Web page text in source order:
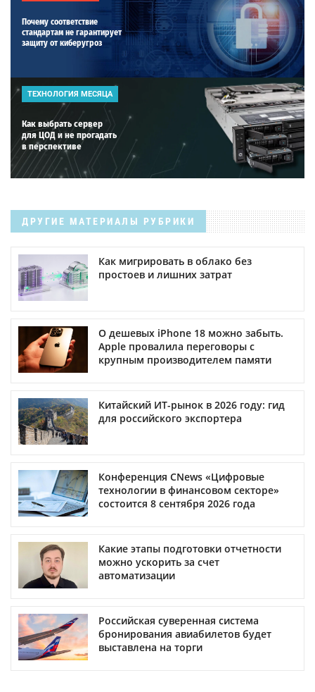
Почему соответствие
стандартам не гарантирует
защиту от киберугроз
ТЕХНОЛОГИЯ МЕСЯЦА
Как выбрать сервер
для ЦОД и не прогадать
в перспективе
ДРУГИЕ МАТЕРИАЛЫ РУБРИКИ
Как мигрировать в облако без
простоев и лишних затрат
О дешевых iPhone 18 можно забыть.
Apple провалила переговоры с
крупным производителем памяти
Китайский ИТ-рынок в 2026 году: гид
для российского экспортера
Конференция CNews «Цифровые
технологии в финансовом секторе»
состоится 8 сентября 2026 года
Какие этапы подготовки отчетности
можно ускорить за счет
автоматизации
Российская суверенная система
бронирования авиабилетов будет
выставлена на торги